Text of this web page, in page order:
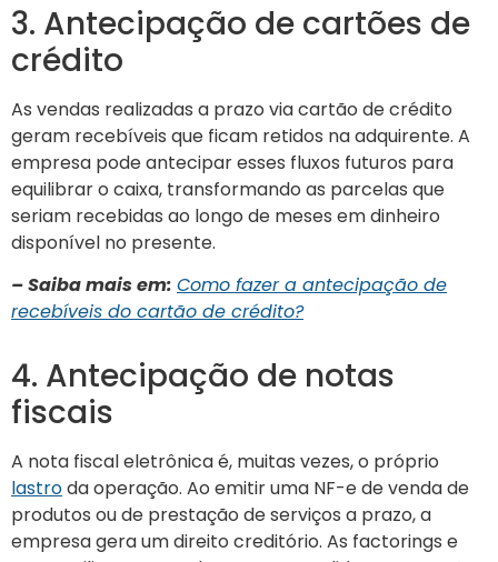
3. Antecipação de cartões de
crédito
As vendas realizadas a prazo via cartão de crédito
geram recebíveis que ficam retidos na adquirente. A
empresa pode antecipar esses fluxos futuros para
equilibrar o caixa, transformando as parcelas que
seriam recebidas ao longo de meses em dinheiro
disponível no presente.
– Saiba mais em: Como fazer a antecipação de
recebíveis do cartão de crédito?
4. Antecipação de notas
fiscais
A nota fiscal eletrônica é, muitas vezes, o próprio
lastroda operação. Ao emitir uma NF-e de venda de
produtos ou de prestação de serviços a prazo, a
empresa gera um direito creditório. As factorings e